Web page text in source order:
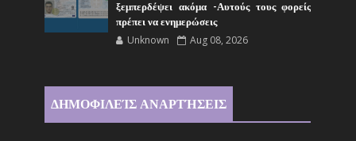
ξεμπερδέψει ακόμα -Αυτούς τους φορείς
πρέπει να ενημερώσεις
Unknown Aug 08, 2026
ΔΗΜΟΦΙΛΕΊΣ ΑΝΑΡΤΉΣΕΙΣ